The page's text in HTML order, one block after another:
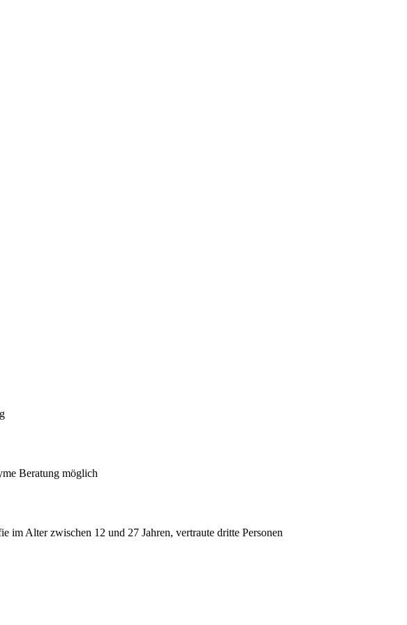
Beratung möglich
im Alter zwischen 12 und 27 Jahren, vertraute dritte Personen